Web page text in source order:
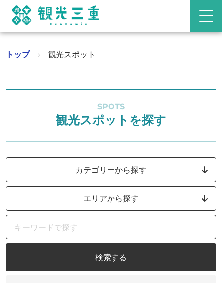
トップ › 観光スポット
SPOTS
観光スポットを探す
カテゴリーから探す
エリアから探す
検索する